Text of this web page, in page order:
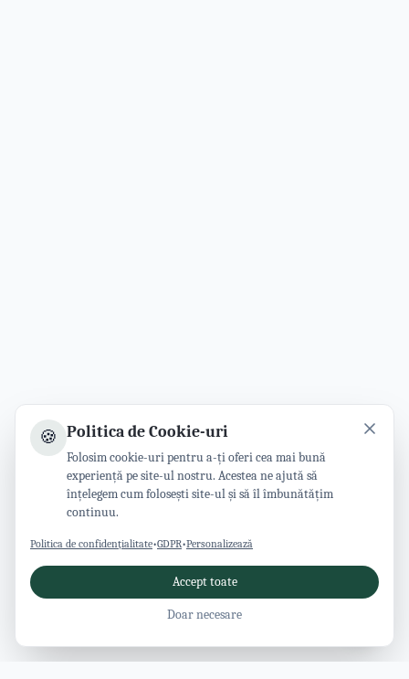
🍪 Politica de Cookie-uri
Folosim cookie-uri pentru a-ți oferi cea mai bună
experiență pe site-ul nostru. Acestea ne ajută să
înțelegem cum folosești site-ul și să îl îmbunătățim
continuu.
Politica de confidențialitate•GDPR•Personalizează
Accept toate
Doar necesare